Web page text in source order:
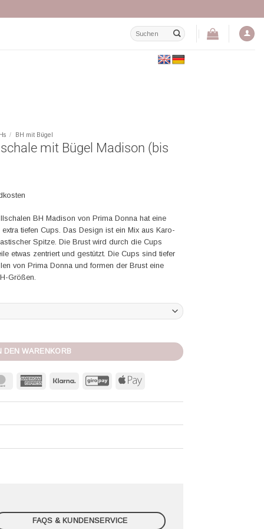
Suchen
nach:
/ BH mit Bügel
mit Bügel Madison (bis
BH Madison von Prima Donna hat eine
tiefen Cups. Das Design ist ein Mix aus Karo-
Spitze. Die Brust wird durch die Cups
etwas zentriert und gestützt. Die Cups sind tiefer
von Prima Donna und formen der Brust eine
Größen.
DEN WARENKORB
MasterCard American
Klarna GiroPay Apple
FAQS & KUNDENSERVICE